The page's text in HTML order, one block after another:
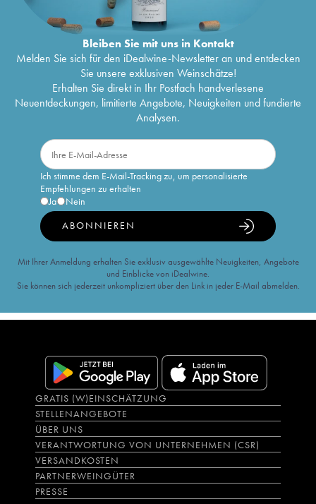
Bleiben Sie mit uns in Kontakt
Melden Sie sich für den iDealwine-Newsletter an und entdecken
Sie unsere exklusiven Weinschätze!
Erhalten Sie direkt in Ihr Postfach handverlesene
Neuentdeckungen, limitierte Angebote, Neuigkeiten und fundierte
Analysen.
Ich stimme dem E-Mail-Tracking zu, um personalisierte
Empfehlungen zu erhalten
Ja
Nein
ABONNIEREN
Mit Ihrer Anmeldung erhalten Sie exklusiv ausgewählte Neuigkeiten, Angebote
und Einblicke von iDealwine.
Sie können sich jederzeit unkompliziert über den Link in jeder E-Mail abmelden.
GRATIS (W)EINSCHÄTZUNG
STELLENANGEBOTE
ÜBER UNS
VERANTWORTUNG VON UNTERNEHMEN (CSR)
VERSANDKOSTEN
PARTNERWEINGÜTER
PRESSE